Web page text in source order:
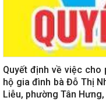
Quyết định về việc
hộ gia đình bà Đỗ Thị
Liễu, phường Tân Hưng,